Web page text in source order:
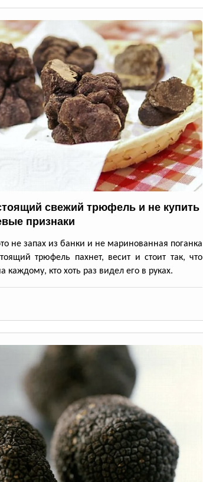
свежий трюфель и не купить
признаки
не запах из банки и не маринованная поганка
трюфель пахнет, весит и стоит так, что
каждому, кто хоть раз видел его в руках.